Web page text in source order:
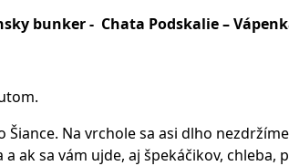
bunker - Chata Podskalie –
Na vrchole sa asi dlho
ak sa vám ujde, aj špekáčikov, chleba,